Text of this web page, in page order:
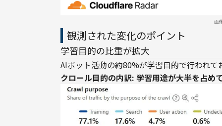
画
観測された変化のポイント
学習目的の比重が拡大
AIボット活動の約80%が学習目的で行われ
クロール目的の内訳: 学習用途が大半を占め